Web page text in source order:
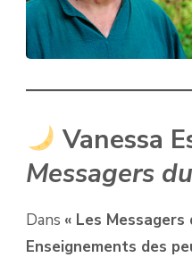
Vanessa
Messagers
Dans « Les Messagers
Enseignements des